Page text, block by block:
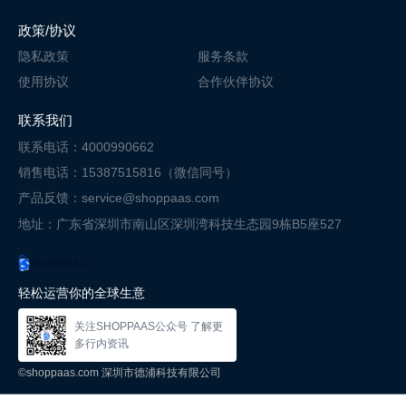
轻松运营你的全球生意
关注SHOPPAAS公众号 了解更
多行内资讯
©shoppaas.com 深圳市德浦科技有限公司
政策/协议
隐私政策
服务条款
使用协议
合作伙伴协议
联系我们
联系电话：4000990662
销售电话：15387515816（微信同号）
产品反馈：service@shoppaas.com
地址：广东省深圳市南山区深圳湾科技生态园9栋B5座527